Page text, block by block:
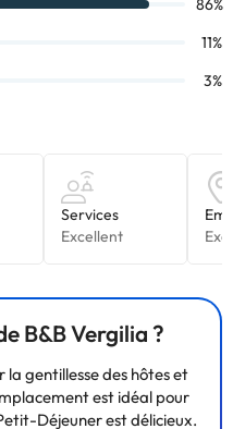
préféré sur le téléviseur
de bain privées avec
douche à effet pluie et
être payants. Vous
auprès de
figurant sur cette fiche
l’hébergement. Si vous
B&B Vergilia ?
la gentillesse des hôtes et
est idéal pour
Déjeuner est délicieux.